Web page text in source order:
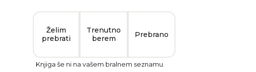
Želim
prebrati
Trenutno
berem
Prebrano
Knjiga še ni na vašem bralnem seznamu.